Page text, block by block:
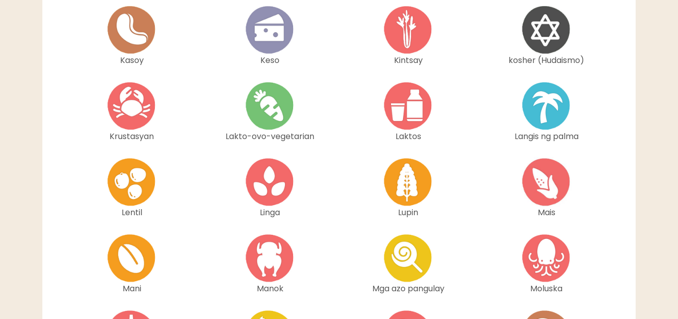
Kasoy Keso Kintsay kosher (Hudaismo)
Krustasyan Lakto-ovo-vegetarian Laktos Langis ng palma
Lentil Linga Lupin Mais
Mani Manok Mga azo pangulay Moluska